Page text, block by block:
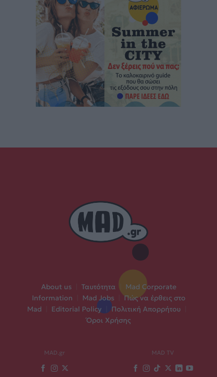
About us Ταυτότητα
Mad Corporate
Information
Mad Jobs
Πώς να έρθεις στο
Mad
Editorial Policy Πολιτική Απορρήτου
Όροι Χρήσης
MAD.gr MAD TV